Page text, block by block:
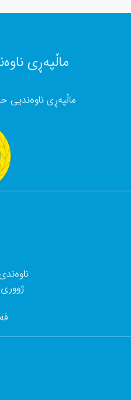
ماڵپەڕی
ماڵپەڕی ناوەندیی